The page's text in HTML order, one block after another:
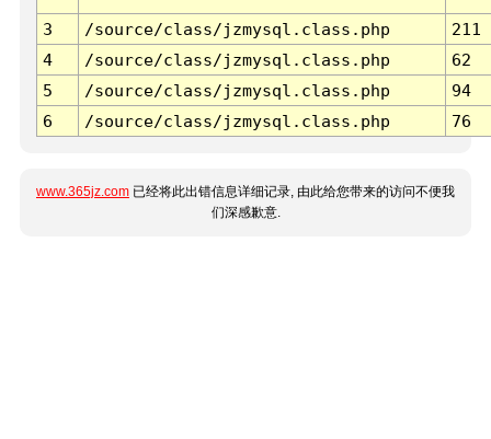
3 /source/class/jzmysql.class.php
211
4
/source/class/jzmysql.class.php
62
5
/source/class/jzmysql.class.php
94
6
/source/class/jzmysql.class.php 76
www.365jz.com 已经将此出错信息详细记录, 由此给您带来的访问不便我
们深感歉意.